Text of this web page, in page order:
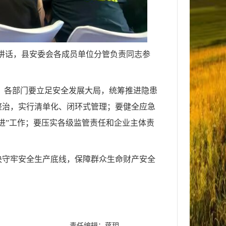
话，县安委会各成员单位分管负责同志参
部门要立足安全发展大局，统筹推进隐患
，实行清单化、闭环式管理；要健全应急
工作；要压实各级监管责任和企业主体责
牢安全生产底线，保障群众生命财产安全